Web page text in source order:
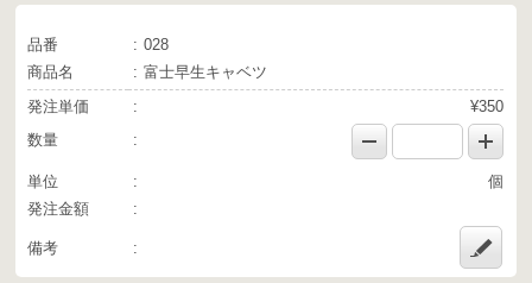
品番
028
商品名
富士早生キャベツ
発注単価
¥350
数量
単位
個
発注金額
備考